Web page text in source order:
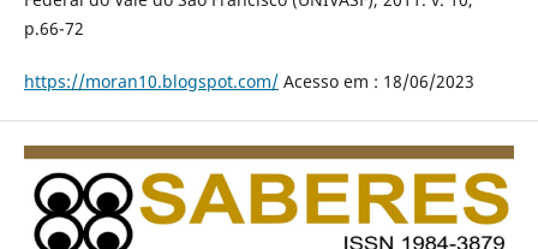
p.66-72
https://moran10.blogspot.com/Acesso em : 18/06/2023